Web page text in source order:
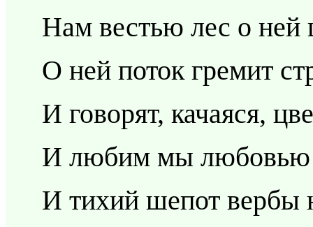
Нам вестью лес о ней
О ней поток гремит
И говорят, качаяся,
И любим мы любовью
И тихий шепот вербы